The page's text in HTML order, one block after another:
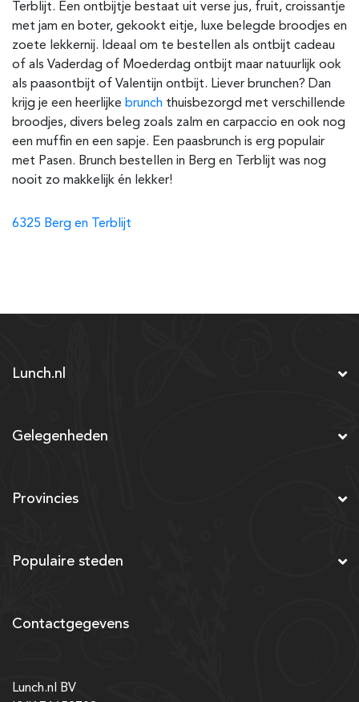
Terblijt. Een ontbijtje bestaat uit verse jus, fruit, croissantje
met jam en boter, gekookt eitje, luxe belegde broodjes en
zoete lekkernij. Ideaal om te bestellen als ontbijt cadeau
of als Vaderdag of Moederdag ontbijt maar natuurlijk ook
als paasontbijt of Valentijn ontbijt. Liever brunchen? Dan
krijg je een heerlijke brunch thuisbezorgd met verschillende
broodjes, divers beleg zoals zalm en carpaccio en ook nog
een muffin en een sapje. Een paasbrunch is erg populair
met Pasen. Brunch bestellen in Berg en Terblijt was nog
nooit zo makkelijk én lekker!
6325 Berg en Terblijt
Lunch.nl
Gelegenheden
Provincies
Populaire steden
Contactgegevens
Lunch.nl BV